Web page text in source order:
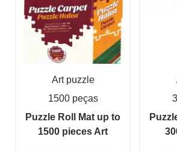
Art puzzle
1500 peças
Puzzle Roll Mat up to
1500 pieces Art